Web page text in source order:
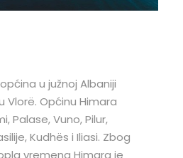
u južnoj Albaniji
Vlorë. Općinu Himara
Palase, Vuno, Pilur,
Kudhës i Iliasi. Zbog
vremena Himara je